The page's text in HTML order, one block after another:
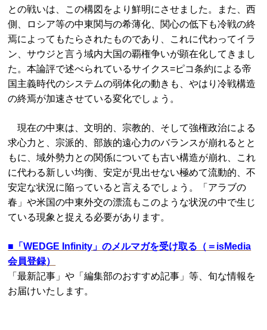
との戦いは、この構図をより鮮明にさせました。また、西
側、ロシア等の中東関与の希薄化、関心の低下も冷戦の終
焉によってもたらされたものであり、これに代わってイラ
ン、サウジと言う域内大国の覇権争いが顕在化してきまし
た。本論評で述べられているサイクス=ピコ条約による帝
国主義時代のシステムの弱体化の動きも、やはり冷戦構造
の終焉が加速させている変化でしょう。
現在の中東は、文明的、宗教的、そして強権政治による
求心力と、宗派的、部族的遠心力のバランスが崩れるとと
もに、域外勢力との関係についても古い構造が崩れ、これ
に代わる新しい均衡、安定が見出せない極めて流動的、不
安定な状況に陥っていると言えるでしょう。「アラブの
春」や米国の中東外交の漂流もこのような状況の中で生じ
ている現象と捉える必要があります。
■ 「WEDGE Infinity」のメルマガを受け取る（＝isMedia
会員登録）
「最新記事」や「編集部のおすすめ記事」等、旬な情報を
お届けいたします。